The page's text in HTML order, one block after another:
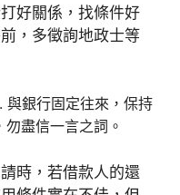
好關係，找條件好
，多徵詢地政士等
與銀行固定往來，保持
盡信一言之詞。
時，若借款人的還